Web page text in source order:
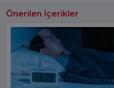
Önerilen İçerikler